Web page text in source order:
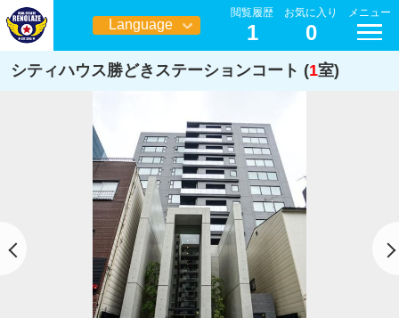
Language
日本語
閲覧履歴
1
お気に入り
0
メニュー
シティハウス勝どきステーションコート (1室)